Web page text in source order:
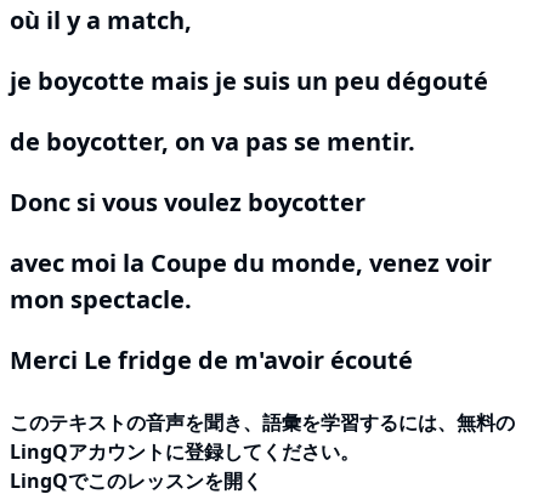
où il y a match,
je boycotte mais je suis un peu dégouté
de boycotter, on va pas se mentir.
Donc si vous voulez boycotter
avec moi la Coupe du monde, venez voir
mon spectacle.
Merci Le fridge de m'avoir écouté
このテキストの音声を聞き、語彙を学習するには、 無料の
LingQアカウントに登録してください。
LingQでこのレッスンを開く